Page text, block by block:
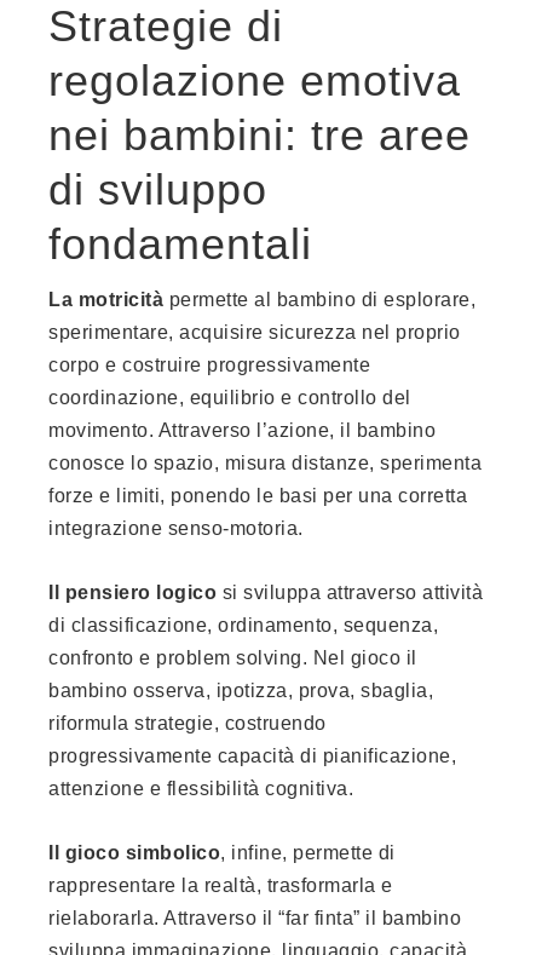
Strategie di
regolazione emotiva
nei bambini: tre aree
di sviluppo
fondamentali
La motricità permette al bambino di esplorare,
sperimentare, acquisire sicurezza nel proprio
corpo e costruire progressivamente
coordinazione, equilibrio e controllo del
movimento. Attraverso l’azione, il bambino
conosce lo spazio, misura distanze, sperimenta
forze e limiti, ponendo le basi per una corretta
integrazione senso-motoria.
Il pensiero logico si sviluppa attraverso attività
di classificazione, ordinamento, sequenza,
confronto e problem solving. Nel gioco il
bambino osserva, ipotizza, prova, sbaglia,
riformula strategie, costruendo
progressivamente capacità di pianificazione,
attenzione e flessibilità cognitiva.
Il gioco simbolico, infine, permette di
rappresentare la realtà, trasformarla e
rielaborarla. Attraverso il “far finta” il bambino
sviluppa immaginazione, linguaggio, capacità